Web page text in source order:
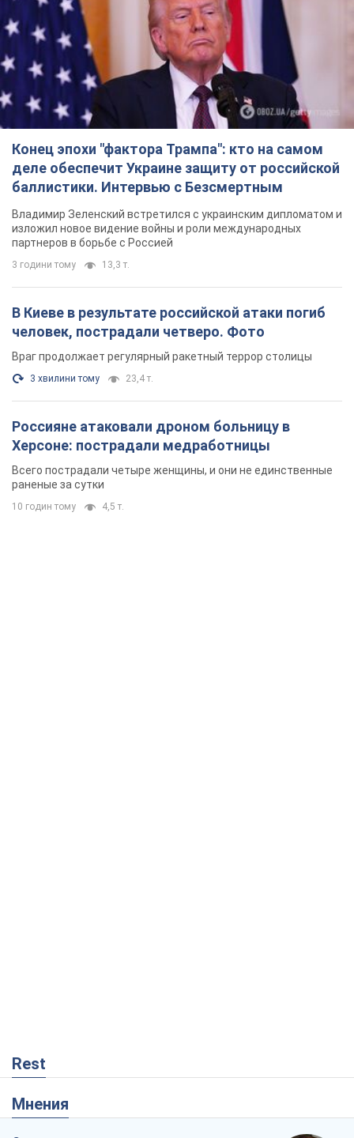
Конец эпохи "фактора Трампа": кто на самом
деле обеспечит Украине защиту от российской
баллистики. Интервью с Безсмертным
Владимир Зеленский встретился с украинским дипломатом и
изложил новое видение войны и роли международных
партнеров в борьбе с Россией
3 години тому 13,3 т.
В Киеве в результате российской атаки погиб
человек, пострадали четверо. Фото
Враг продолжает регулярный ракетный террор столицы
3 хвилини тому 23,4 т.
Россияне атаковали дроном больницу в
Херсоне: пострадали медработницы
Всего пострадали четыре женщины, и они не единственные
раненые за сутки
10 годин тому 4,5 т.
Rest
Мнения